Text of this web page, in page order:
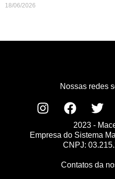
18/06/2026
Nossas redes
2023 -
Empresa do Sistema
CNPJ:
Contatos da